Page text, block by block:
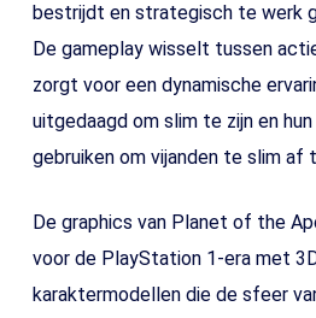
bestrijdt en strategisch te werk
De gameplay wisselt tussen
zorgt voor een dynamische
uitgedaagd om slim te zijn en
gebruiken om vijanden te slim af
De graphics van Planet of the
voor de PlayStation 1-era met
karaktermodellen die de sfeer